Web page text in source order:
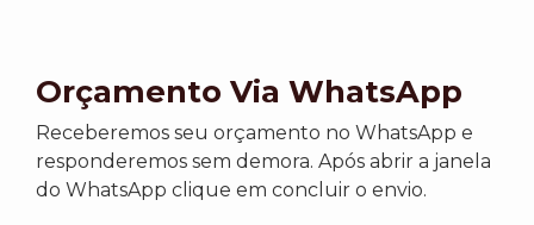
Orçamento Via WhatsApp
Receberemos seu orçamento no WhatsApp e
responderemos sem demora. Após abrir a janela
do WhatsApp clique em concluir o envio.